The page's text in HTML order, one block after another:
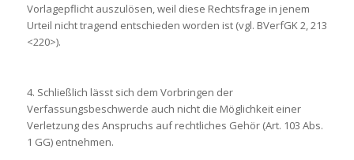
Vorlagepflicht auszulösen, weil diese Rechtsfrage in jenem
Urteil nicht tragend entschieden worden ist (vgl. BVerfGK 2, 213
<220>).
4. Schließlich lässt sich dem Vorbringen der
Verfassungsbeschwerde auch nicht die Möglichkeit einer
Verletzung des Anspruchs auf rechtliches Gehör (Art. 103 Abs.
1 GG) entnehmen.